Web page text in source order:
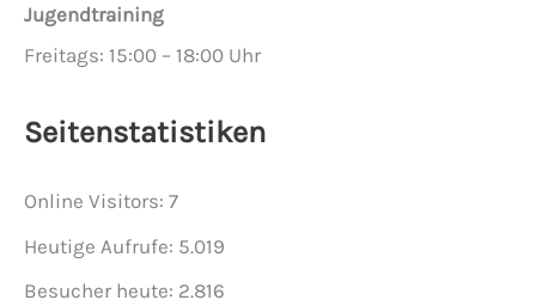
Jugendtraining
Freitags: 15:00 – 18:00 Uhr
Seitenstatistiken
Online Visitors: 7
Heutige Aufrufe: 5.019
Besucher heute: 2.816